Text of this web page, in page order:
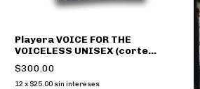
Playera VOICE FOR THE
VOICELESS UNISEX (corte
Recto) Morado, She No More
Oficial
$300.00
12 x $25.00 sin intereses